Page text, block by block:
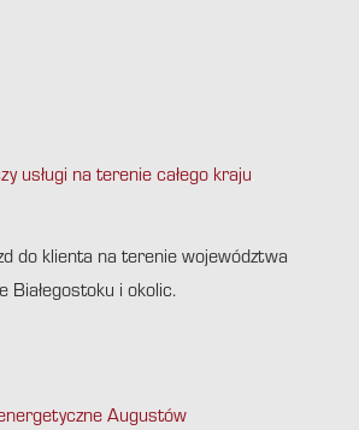
usługi na terenie całego kraju
do klienta na terenie województwa
Białegostoku i okolic.
Augustów